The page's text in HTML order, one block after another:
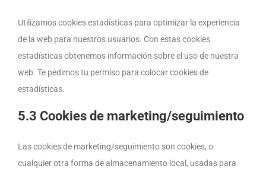
Utilizamos cookies estadísticas para optimizar la experiencia
de la web para nuestros usuarios. Con estas cookies
estadísticas obtenemos información sobre el uso de nuestra
web. Te pedimos tu permiso para colocar cookies de
estadísticas.
5.3 Cookies de marketing/seguimiento
Las cookies de marketing/seguimiento son cookies, o
cualquier otra forma de almacenamiento local, usadas para